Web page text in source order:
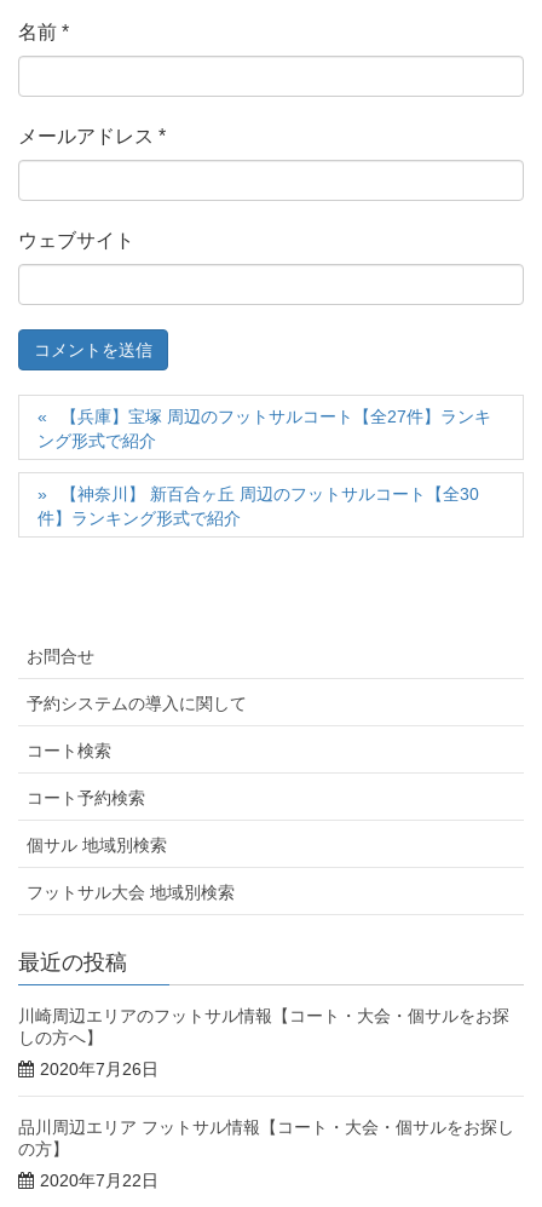
名前 *
メールアドレス *
ウェブサイト
【兵庫】宝塚 周辺のフットサルコート【全27件】ランキ
ング形式で紹介
【神奈川】 新百合ヶ丘 周辺のフットサルコート【全30
件】ランキング形式で紹介
お問合せ
予約システムの導入に関して
コート検索
コート予約検索
個サル 地域別検索
フットサル大会 地域別検索
最近の投稿
川崎周辺エリアのフットサル情報【コート・大会・個サルをお探
しの方へ】
2020年7月26日
品川周辺エリア フットサル情報【コート・大会・個サルをお探し
の方】
2020年7月22日